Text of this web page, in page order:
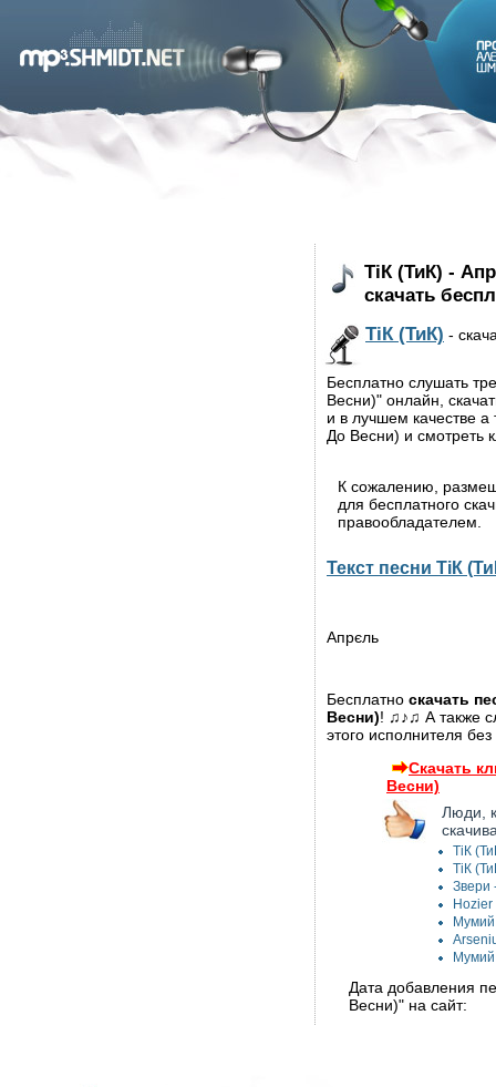
ТіК (ТиК) -
скачать
ТіК (ТиК) -
Бесплатно слушать
Весни)" онлайн,
и в лучшем качестве а
До Весни) и смотреть
К сожалению,
для бесплатного
правообладателем.
Текст песни ТіК
Апрєль
Бесплатно скачать
Весни)! ♫♪♫ А также
этого исполнителя
Скачать
Весни)
Люди,
ТіК
ТіК
Звери
Hozier
Мумий
Мумий
Дата добавления
Весни)" на сайт: